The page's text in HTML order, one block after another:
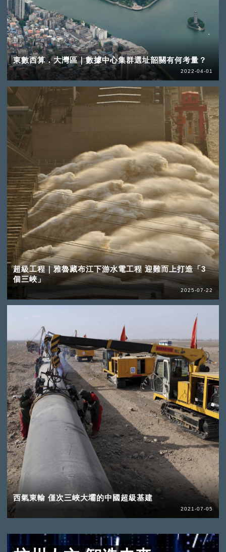
東數西算．大灣區｜數據中心集群選址韶關有何考量？
2022-04-01
超級工程｜雅魯藏布江下游水電工程 迎難而上打造「3
個三峽」
2025-07-22
西氣東輸 僅次三峽大壩的中國超級基建
2021-07-05